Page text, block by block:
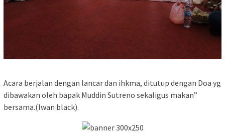
Acara berjalan dengan lancar dan ihkma, ditutup dengan Doa yg
dibawakan oleh bapak Muddin Sutreno sekaligus makan”
bersama.(Iwan black).